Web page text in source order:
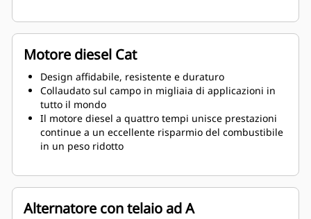
Motore diesel Cat
Design affidabile, resistente e duraturo
Collaudato sul campo in migliaia di applicazioni in
tutto il mondo
Il motore diesel a quattro tempi unisce prestazioni
continue a un eccellente risparmio del combustibile
in un peso ridotto
Alternatore con telaio ad A